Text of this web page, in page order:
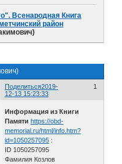
Всенародная Книга
район
Поделиться 1
2019-
12-13 15:23:33
Информация из Книги
Памяти https://obd-
memorial.ru/html/info.htm?
id=1050257095 :
ID 1050257095
Фамилия Козлов